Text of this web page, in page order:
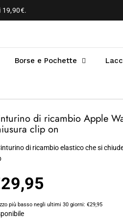
19,90€.
Borse e Pochette
di ricambio Apple
clip on
di ricambio elastico che si
più basso negli ultimi 30 giorni: €29,95